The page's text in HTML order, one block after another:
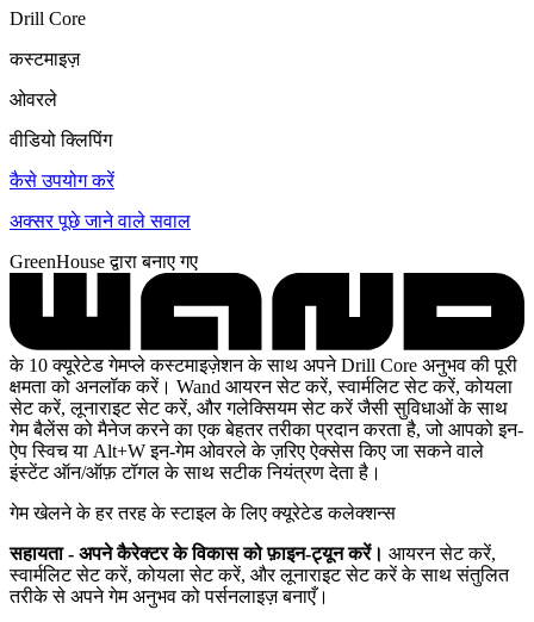
Drill Core
कस्टमाइज़
ओवरले
वीडियो क्लिपिंग
कैसे उपयोग करें
अक्सर पूछे जाने वाले सवाल
GreenHouse द्वारा बनाए गए
के 10 क्यूरेटेड गेमप्ले कस्टमाइज़ेशन के साथ अपने Drill Core अनुभव की पूरी
क्षमता को अनलॉक करें। Wand आयरन सेट करें, स्वार्मलिट सेट करें, कोयला
सेट करें, लूनाराइट सेट करें, और गलेक्सियम सेट करें जैसी सुविधाओं के साथ
गेम बैलेंस को मैनेज करने का एक बेहतर तरीका प्रदान करता है, जो आपको इन-
ऐप स्विच या Alt+W इन-गेम ओवरले के ज़रिए ऐक्सेस किए जा सकने वाले
इंस्टेंट ऑन/ऑफ़ टॉगल के साथ सटीक नियंत्रण देता है।
गेम खेलने के हर तरह के स्टाइल के लिए क्यूरेटेड कलेक्शन्स
सहायता - अपने कैरेक्टर के विकास को फ़ाइन-ट्यून करें। आयरन सेट करें,
स्वार्मलिट सेट करें, कोयला सेट करें, और लूनाराइट सेट करें के साथ संतुलित
तरीके से अपने गेम अनुभव को पर्सनलाइज़ बनाएँ।